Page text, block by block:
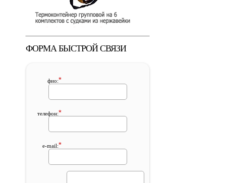
ФОРМА БЫСТРОЙ СВЯЗИ
фио:*
телефон:*
e-mail:*